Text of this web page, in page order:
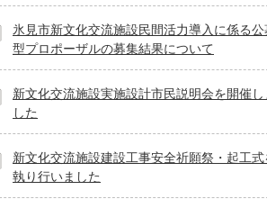
氷見市新文化交流施設民間活力導入に係る公
型プロポーザルの募集結果について
新文化交流施設実施設計市民説明会を開催し
した
新文化交流施設建設工事安全祈願祭・起工式
執り行いました